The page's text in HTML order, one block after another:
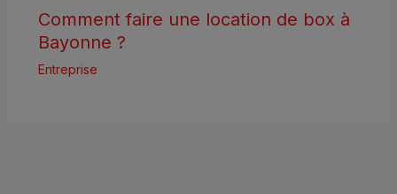
Comment faire une location de box à
Bayonne ?
Entreprise